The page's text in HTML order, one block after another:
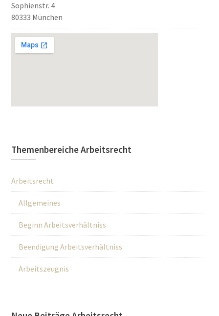
Sophienstr. 4
80333 München
Themenbereiche Arbeitsrecht
Arbeitsrecht
Allgemeines
Beginn Arbeitsverhältniss
Beendigung Arbeitsverhältniss
Arbeitszeugnis